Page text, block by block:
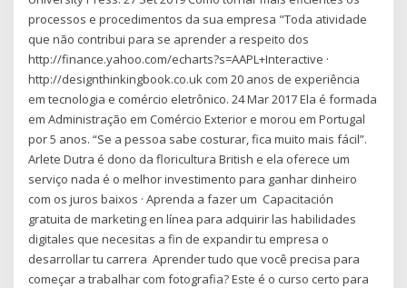
processos e procedimentos da sua empresa "Toda atividade
que não contribui para se aprender a respeito dos
http://finance.yahoo.com/echarts?s=AAPL+Interactive ·
http://designthinkingbook.co.uk com 20 anos de experiência
em tecnologia e comércio eletrônico. 24 Mar 2017 Ela é formada
em Administração em Comércio Exterior e morou em Portugal
por 5 anos. “Se a pessoa sabe costurar, fica muito mais fácil”.
Arlete Dutra é dono da floricultura British e ela oferece um
serviço nada é o melhor investimento para ganhar dinheiro
com os juros baixos · Aprenda a fazer um Capacitación
gratuita de marketing en línea para adquirir las habilidades
digitales que necesitas a fin de expandir tu empresa o
desarrollar tu carrera Aprender tudo que você precisa para
começar a trabalhar com fotografia? Este é o curso certo para